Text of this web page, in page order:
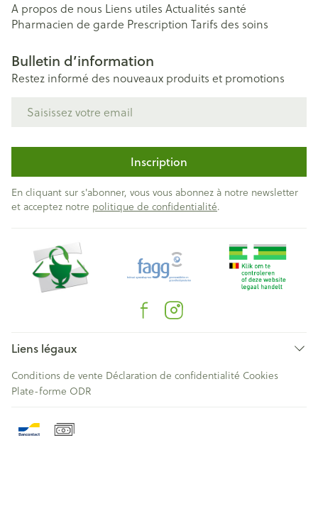
A propos de nous Liens utiles Actualités santé
Pharmacien de garde Prescription Tarifs des soins
Bulletin d’information
Restez informé des nouveaux produits et promotions
Inscription
En cliquant sur s'abonner, vous vous abonnez à notre newsletter
et acceptez notre politique de confidentialité.
Liens légaux
Conditions de vente Déclaration de confidentialité Cookies
Plate-forme ODR